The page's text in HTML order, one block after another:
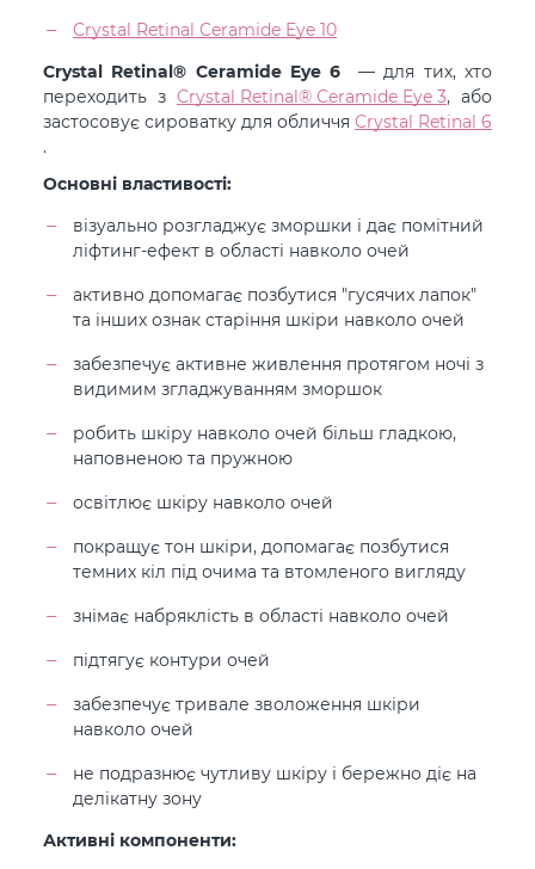
Crystal Retinal Ceramide Eye 10
Crystal Retinal® Ceramide Eye 6
— для тих, хто
переходить з Crystal Retinal® Ceramide Eye 3, або
застосовує сироватку для обличчя Crystal Retinal 6
.
Основні властивості:
візуально розгладжує зморшки і дає помітний
ліфтинг-ефект в області навколо очей
активно допомагає позбутися "гусячих лапок"
та інших ознак старіння шкіри навколо очей
забезпечує активне живлення протягом ночі з
видимим згладжуванням зморшок
робить шкіру навколо очей більш гладкою,
наповненою та пружною
освітлює шкіру навколо очей
покращує тон шкіри, допомагає позбутися
темних кіл під очима та втомленого вигляду
знімає набряклість в області навколо очей
підтягує контури очей
забезпечує тривале зволоження шкіри
навколо очей
не подразнює чутливу шкіру і бережно діє на
делікатну зону
Активні компоненти: